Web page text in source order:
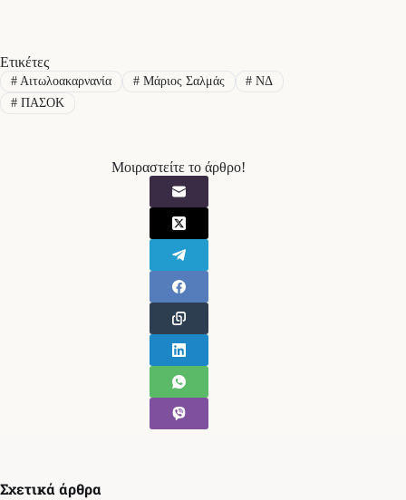
Ετικέτες
#Αιτωλοακαρνανία #Μάριος Σαλμάς # ΝΔ
#ΠΑΣΟΚ
Μοιραστείτε το άρθρο!
Σχετικά άρθρα